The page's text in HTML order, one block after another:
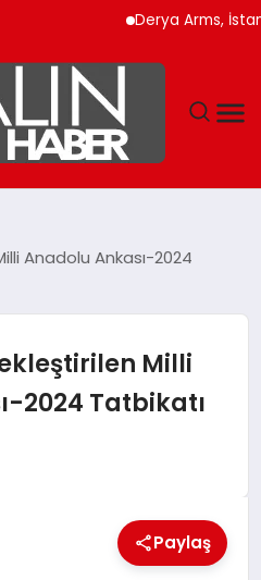
Derya Arms,
Anadolu Ankası-2024
Milli
2024 Tatbikatı
Paylaş